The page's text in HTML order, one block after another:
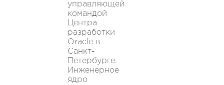
управляющей
командой
Центра
разработки
Oracle в
Санкт-
Петербурге.
Инженерное
ядро